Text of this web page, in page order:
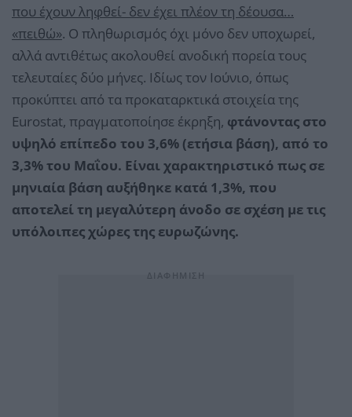
που έχουν ληφθεί- δεν έχει πλέον τη δέουσα…
«πειθώ». Ο πληθωρισμός όχι μόνο δεν υποχωρεί,
αλλά αντιθέτως ακολουθεί ανοδική πορεία τους
τελευταίες δύο μήνες. Ιδίως τον Ιούνιο, όπως
προκύπτει από τα προκαταρκτικά στοιχεία της
Eurostat, πραγματοποίησε έκρηξη, φτάνοντας στο
υψηλό επίπεδο του 3,6% (ετήσια βάση), από το
3,3% του Μαΐου. Είναι χαρακτηριστικό πως σε
μηνιαία βάση αυξήθηκε κατά 1,3%, που
αποτελεί τη μεγαλύτερη άνοδο σε σχέση με τις
υπόλοιπες χώρες της ευρωζώνης.